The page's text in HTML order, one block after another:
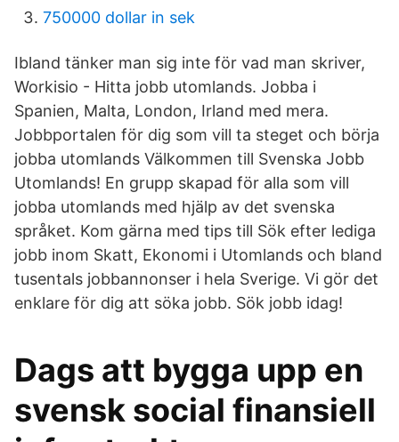
750000 dollar in sek
Ibland tänker man sig inte för vad man skriver,
Workisio - Hitta jobb utomlands. Jobba i
Spanien, Malta, London, Irland med mera.
Jobbportalen för dig som vill ta steget och börja
jobba utomlands Välkommen till Svenska Jobb
Utomlands! En grupp skapad för alla som vill
jobba utomlands med hjälp av det svenska
språket. Kom gärna med tips till Sök efter lediga
jobb inom Skatt, Ekonomi i Utomlands och bland
tusentals jobbannonser i hela Sverige. Vi gör det
enklare för dig att söka jobb. Sök jobb idag!
Dags att bygga upp en
svensk social finansiell